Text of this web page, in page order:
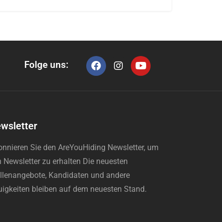
Folge uns:
Sie den AreYouHiding Newsletter, um
Newsletter zu erhalten Die neuesten
Kandidaten und andere
bleiben auf dem neuesten Stand.